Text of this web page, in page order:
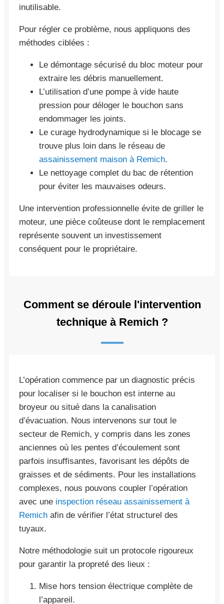
inutilisable.
Pour régler ce problème, nous appliquons des
méthodes ciblées :
Le démontage sécurisé du bloc moteur pour
extraire les débris manuellement.
L’utilisation d’une pompe à vide haute
pression pour déloger le bouchon sans
endommager les joints.
Le curage hydrodynamique si le blocage se
trouve plus loin dans le réseau de
assainissement maison à Remich.
Le nettoyage complet du bac de rétention
pour éviter les mauvaises odeurs.
Une intervention professionnelle évite de griller le
moteur, une pièce coûteuse dont le remplacement
représente souvent un investissement
conséquent pour le propriétaire.
Comment se déroule l'intervention
technique à Remich ?
L’opération commence par un diagnostic précis
pour localiser si le bouchon est interne au
broyeur ou situé dans la canalisation
d’évacuation. Nous intervenons sur tout le
secteur de Remich, y compris dans les zones
anciennes où les pentes d’écoulement sont
parfois insuffisantes, favorisant les dépôts de
graisses et de sédiments. Pour les installations
complexes, nous pouvons coupler l’opération
avec une inspection réseau assainissement à
Remich afin de vérifier l’état structurel des
tuyaux.
Notre méthodologie suit un protocole rigoureux
pour garantir la propreté des lieux :
Mise hors tension électrique complète de
l’appareil.